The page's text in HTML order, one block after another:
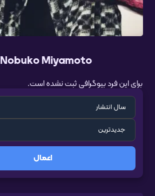
Nobuko Miyamoto
برای این فرد بیوگرافی ثبت نشده است.
اعمال